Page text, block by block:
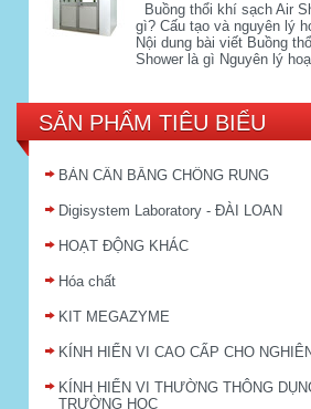
Buồng thổi khí sạch Air
gì? Cấu tạo và nguyên lý
Nội dung bài viết Buồng
Shower là gì Nguyên lý
SẢN PHẨM TIÊU BIỂU
BÀN CÂN BẰNG CHỐNG RUNG
Digisystem Laboratory - ĐÀI LOAN
HOẠT ĐỘNG KHÁC
Hóa chất
KIT MEGAZYME
KÍNH HIỂN VI CAO CẤP CHO
KÍNH HIỂN VI THƯỜNG THÔNG
TRƯỜNG HỌC